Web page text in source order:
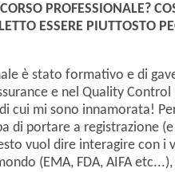
PROFESSIONALE?
ESSERE PIUTTOSTO
è stato formativo e di
e nel Quality Control
cui mi sono innamorata!
di portare a registrazione
vuol dire interagire con i
(EMA, FDA, AIFA